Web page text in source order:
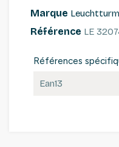
Marque Leuchtturm
Référence LE
Références
Ean13